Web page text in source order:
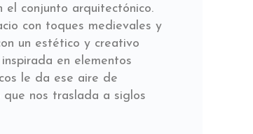
conjunto arquitectónico.
con toques medievales y
un estético y creativo
en elementos
le da ese aire de
que nos traslada a siglos